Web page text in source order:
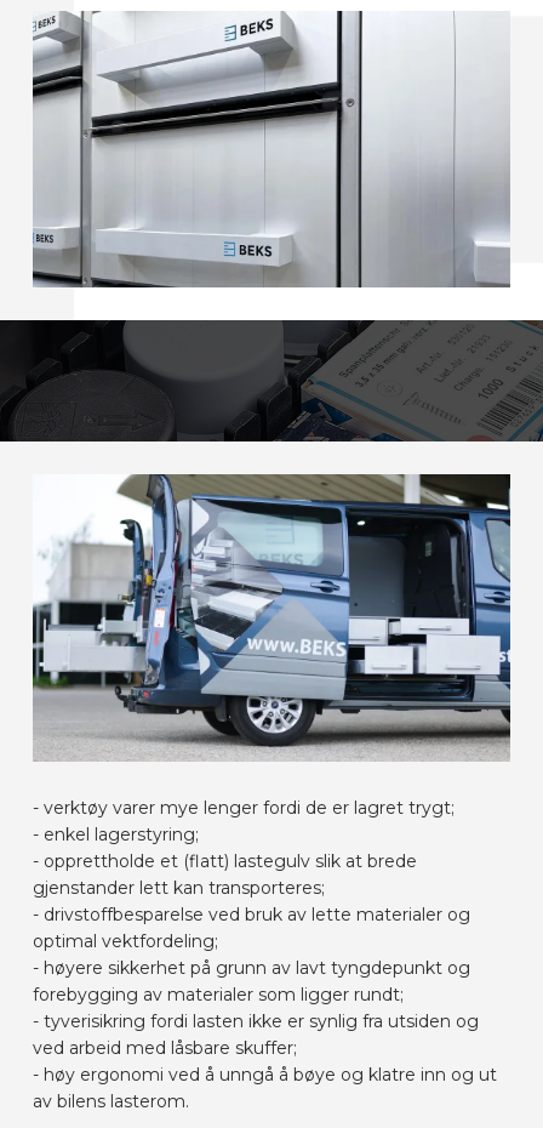
- verktøy varer mye lenger fordi de er lagret trygt;
- enkel lagerstyring;
- opprettholde et (flatt) lastegulv slik at brede
gjenstander lett kan transporteres;
- drivstoffbesparelse ved bruk av lette materialer og
optimal vektfordeling;
- høyere sikkerhet på grunn av lavt tyngdepunkt og
forebygging av materialer som ligger rundt;
- tyverisikring fordi lasten ikke er synlig fra utsiden og
ved arbeid med låsbare skuffer;
- høy ergonomi ved å unngå å bøye og klatre inn og ut
av bilens lasterom.